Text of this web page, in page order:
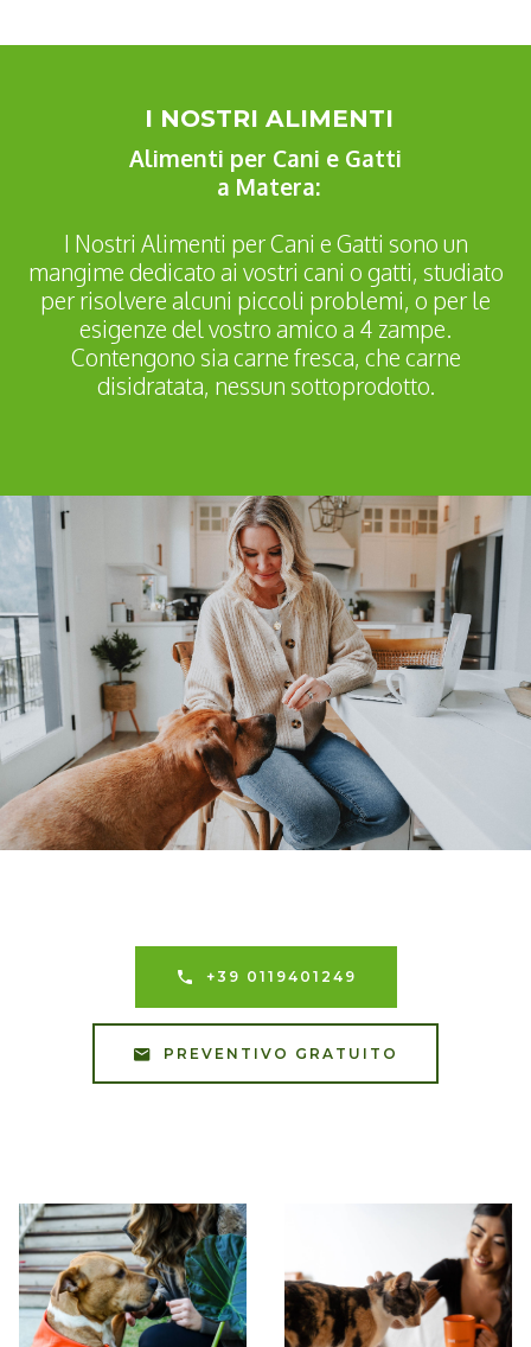
I NOSTRI ALIMENTI
Alimenti per Cani e Gatti
a Matera:
I Nostri Alimenti per Cani e Gatti sono un
mangime dedicato ai vostri cani o gatti, studiato
per risolvere alcuni piccoli problemi, o per le
esigenze del vostro amico a 4 zampe.
Contengono sia carne fresca, che carne
disidratata, nessun sottoprodotto.
+39 0119401249
PREVENTIVO GRATUITO